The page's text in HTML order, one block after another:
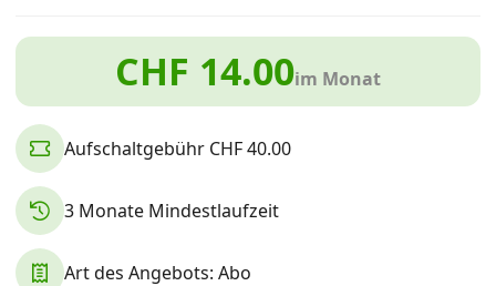
Aktionen
News
Forum
Über uns
CHF 14.00im Monat
Aufschaltgebühr CHF 40.00
3 Monate Mindestlaufzeit
Art des Angebots: Abo